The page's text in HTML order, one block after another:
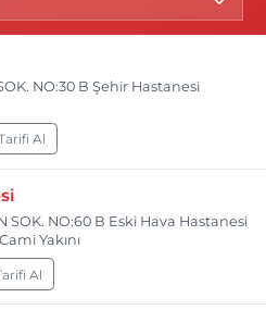
NO:30 B Şehir Hastanesi
Al
SOK. NO:60 B Eski Hava Hastanesi
Yakını
Al